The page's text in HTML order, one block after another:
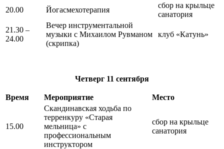
20.00
Йогасмехотерапия
сбор на крыльце
санатория
21.30 –
24.00
Вечер инструментальной
музыки с Михаилом Рувманом
(скрипка)
клуб «Катунь»
Четверг 11 сентября
Время Мероприятие Место
15.00
Скандинавская ходьба по
терренкуру «Старая
мельница» с
профессиональным
инструктором
сбор на крыльце
санатория